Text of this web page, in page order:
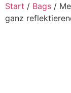
Start / Bags /
ganz